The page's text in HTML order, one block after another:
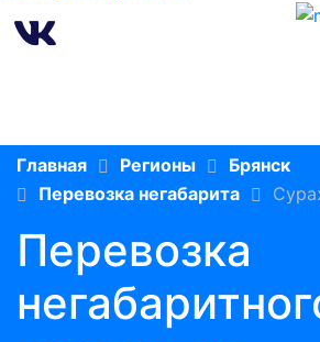
Главная Регионы
Брянск
Перевозка негабарита
Перевозка